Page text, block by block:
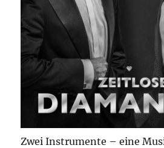
Zwei Instrumente – eine